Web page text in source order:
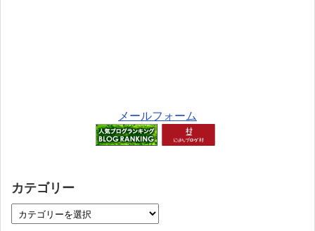
メールフォーム
カテゴリー